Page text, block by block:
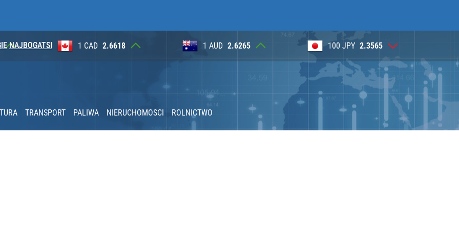
NAJBOGATSI 1 CAD 2.6618 1 AUD 2.6265 100 JPY 2.3565
TRANSPORT PALIWA NIERUCHOMOSCI ROLNICTWO